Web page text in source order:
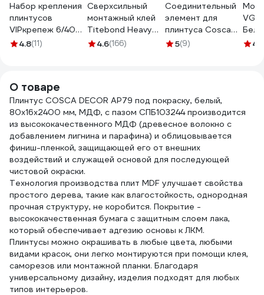
Набор крепления
плинтусов
VIPкрепеж 6/40
дюбель ежик
4.8(11)
Сверхсильный
монтажный клей
Titebond Heavy
Duty желтый
4.6(166)
Соединительный
элемент для
плинтуса Cosca
Decor белый под
5(9)
VGT
нар/
4.7
О товаре
Плинтус COSCA DECOR AP79 под покраску, белый,
80x16x2400 мм, МДФ, с пазом СПБ103244 производится
из высококачественного МДФ (древесное волокно с
добавлением лигнина и парафина) и облицовывается
финиш-пленкой, защищающей его от внешних
воздействий и служащей основой для последующей
чистовой окраски.
Технология производства плит MDF улучшает свойства
простого дерева, такие как влагостойкость, однородная
прочная структуру, не коробится. Покрытие -
высококачественная бумага с защитным слоем лака,
который обеспечивает адгезию основы к ЛКМ.
Плинтусы можно окрашивать в любые цвета, любыми
видами красок, они легко монтируются при помощи клея,
саморезов или монтажной планки. Благодаря
универсальному дизайну, изделия подходят для любых
типов интерьеров.